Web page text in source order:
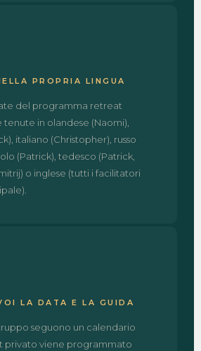
PROPRIA LINGUA
del programma retreat
tenute in olandese (Naomi),
italiano (Christopher), russo
(Patrick), tedesco (Patrick,
o inglese (tutti i facilitatori
LA DATA E LA GUIDA
seguono un calendario
privato viene programmato